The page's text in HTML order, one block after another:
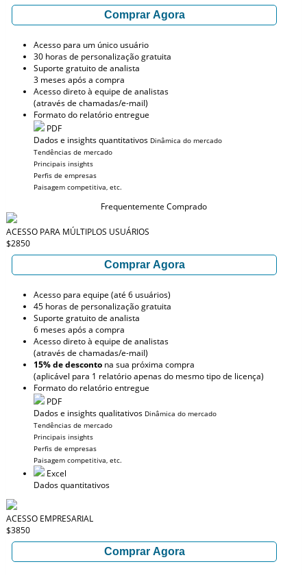
Comprar Agora
Acesso para um único usuário
30 horas de personalização gratuita
Suporte gratuito de analista
3 meses após a compra
Acesso direto à equipe de analistas
(através de chamadas/e-mail)
Formato do relatório entregue
PDF
Dados e insights quantitativos Dinâmica do mercado
Tendências de mercado
Principais insights
Perfis de empresas
Paisagem competitiva, etc.
Frequentemente Comprado
ACESSO PARA MÚLTIPLOS USUÁRIOS
$2850
Comprar Agora
Acesso para equipe (até 6 usuários)
45 horas de personalização gratuita
Suporte gratuito de analista
6 meses após a compra
Acesso direto à equipe de analistas
(através de chamadas/e-mail)
15% de desconto na sua próxima compra
(aplicável para 1 relatório apenas do mesmo tipo de licença)
Formato do relatório entregue
PDF
Dados e insights qualitativos Dinâmica do mercado
Tendências de mercado
Principais insights
Perfis de empresas
Paisagem competitiva, etc.
Excel
Dados quantitativos
ACESSO EMPRESARIAL
$3850
Comprar Agora